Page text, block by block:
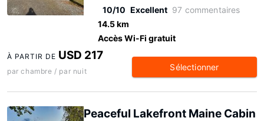
10/10 Excellent 97 commentaires
14.5 km
Accès Wi-Fi gratuit
À PARTIR DE USD 217
par chambre / par nuit Sélectionner
Peaceful Lakefront Maine Cabin